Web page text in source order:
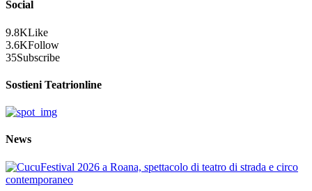
Social
9.8KLike
3.6KFollow
35Subscribe
Sostieni Teatrionline
News